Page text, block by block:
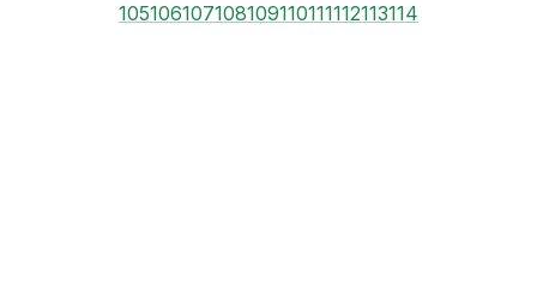
105106107108109110111112113114